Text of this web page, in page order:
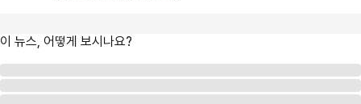
이 뉴스, 어떻게 보시나요?